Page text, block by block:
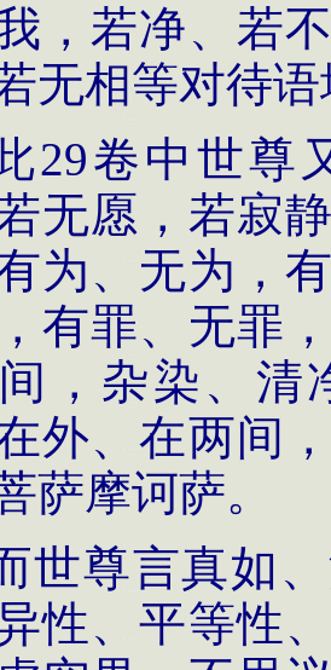
，若净、若
无相等对待
29卷中世尊
无愿，若寂
为、无为，
有罪、无罪
，杂染、清
外、在两间
萨摩诃萨。
世尊言真如
性、平等性